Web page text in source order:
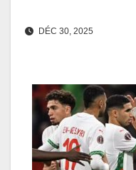
DÉC 30, 2025